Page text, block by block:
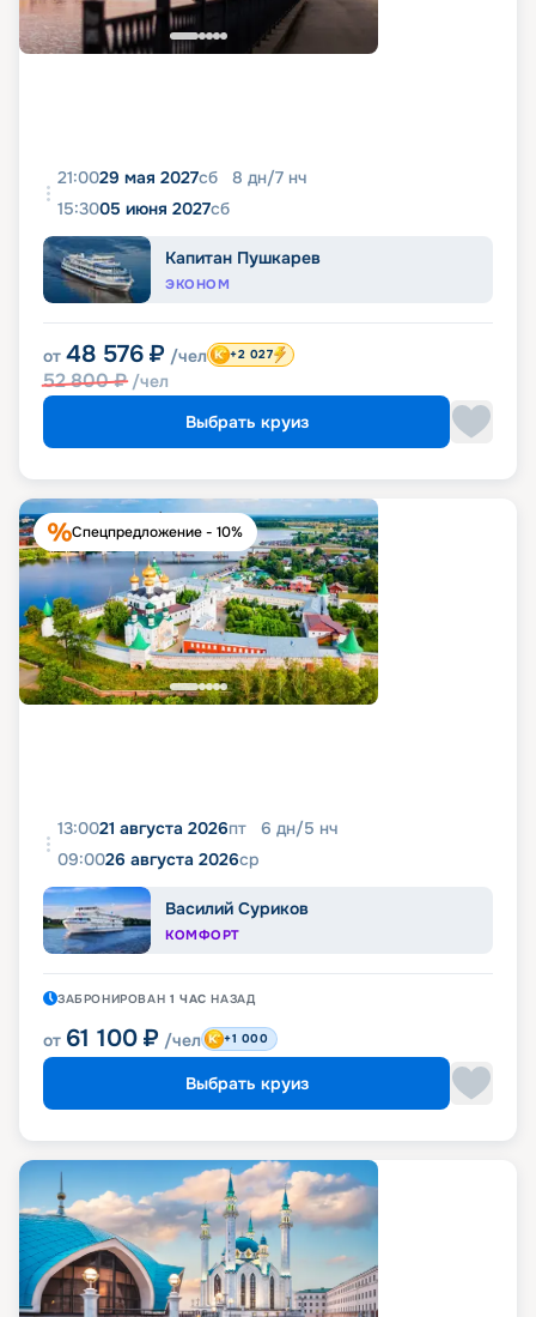
21:0029 мая 2027сб 8 дн/7 нч
15:3005 июня 2027сб
Капитан Пушкарев
ЭКОНОМ
от 48 576 ₽ /чел
52 800₽ /чел
+2 027
Выбрать круиз
Спецпредложение - 10%
13:0021 августа 2026пт 6 дн/5 нч
09:0026 августа 2026ср
Василий Суриков
КОМФОРТ
ЗАБРОНИРОВАН 1 ЧАС НАЗАД
от 61 100 ₽ /чел +1 000
Выбрать круиз